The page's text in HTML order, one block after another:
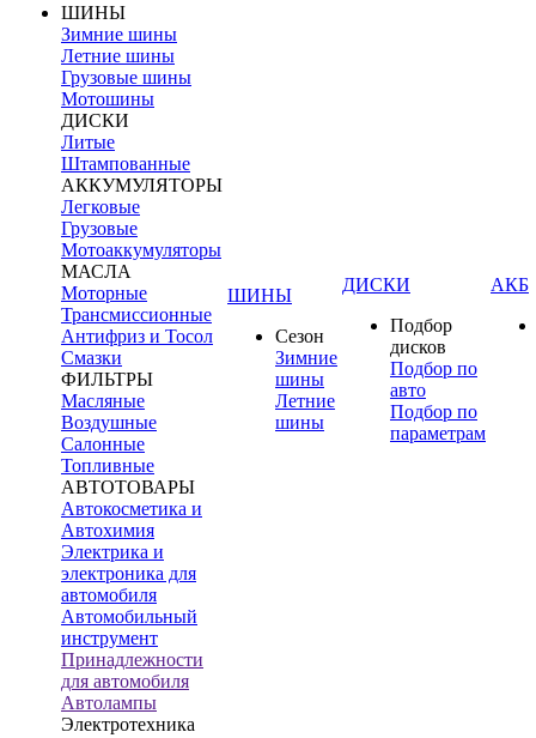
ШИНЫ
Зимние шины
Летние шины
Грузовые шины
Мотошины
ДИСКИ
Литые
Штампованные
АККУМУЛЯТОРЫ
Легковые
Грузовые
Мотоаккумуляторы
МАСЛА
Моторные
Трансмиссионные
Антифриз и Тосол
Смазки
ФИЛЬТРЫ
Масляные
Воздушные
Салонные
Топливные
АВТОТОВАРЫ
Автокосметика и
Автохимия
Электрика и
электроника для
автомобиля
Автомобильный
инструмент
Принадлежности
для автомобиля
Автолампы
Электротехника
ШИНЫ
Сезон
Зимние
шины
Летние
шины
ДИСКИ
Подбор
дисков
Подбор по
авто
Подбор по
параметрам
АКБ